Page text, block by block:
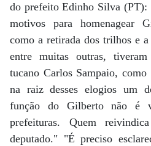
do prefeito Edinho Silva (PT):
motivos para homenagear
como a retirada dos trilhos e
entre muitas outras,
tucano Carlos Sampaio,
na raiz desses elogios um
função do Gilberto não é
prefeituras. Quem
deputado." "É preciso